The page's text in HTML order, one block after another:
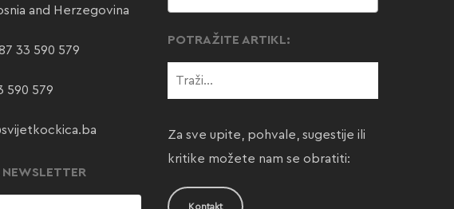
and Herzegovina
33 590 579
590 579
NEWSLETTER
POTRAŽITE ARTIKL:
Za sve upite, pohvale, sugestije ili
kritike možete nam se obratiti:
Kontakt